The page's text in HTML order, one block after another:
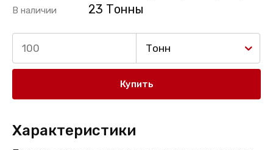
В наличии 23 Тонны
Тонн
Купить
Характеристики